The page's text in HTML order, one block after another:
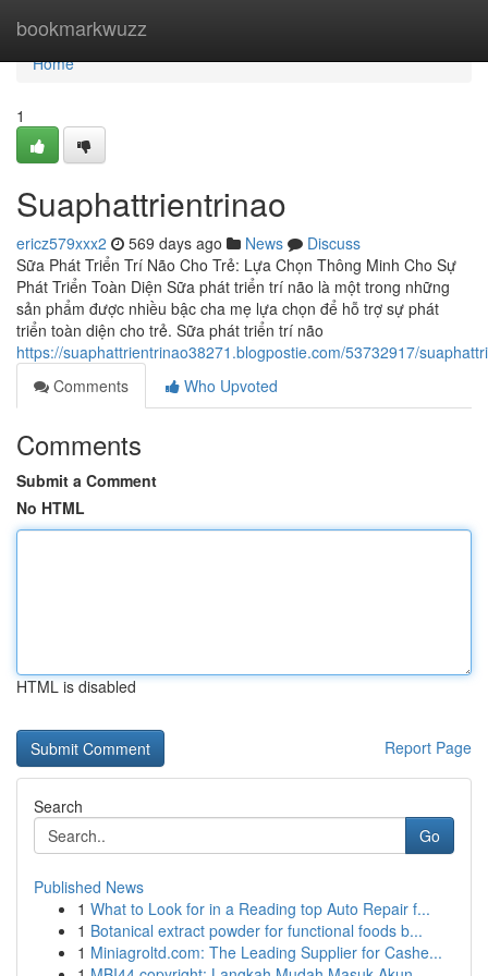
bookmarkwuzz
Home
Home
1
Suaphattrientrinao
ericz579xxx2 569 days ago News
Discuss
Sữa Phát Triển Trí Não Cho Trẻ: Lựa Chọn Thông Minh Cho Sự
Phát Triển Toàn Diện Sữa phát triển trí não là một trong những
sản phẩm được nhiều bậc cha mẹ lựa chọn để hỗ trợ sự phát
triển toàn diện cho trẻ. Sữa phát triển trí não
https://suaphattrientrinao38271.blogpostie.com/53732917/
Comments
Who Upvoted
Comments
Submit a Comment
No HTML
HTML is disabled
Report Page
Search
Go
Published News
1 What to Look for in a Reading top Auto Repair f...
1 Botanical extract powder for functional foods b...
1 Miniagroltd.com: The Leading Supplier for Cashe...